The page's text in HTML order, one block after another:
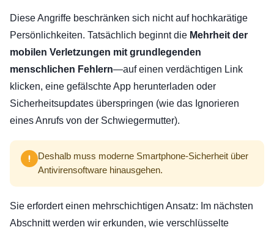
Diese Angriffe beschränken sich nicht auf hochkarätige
Persönlichkeiten. Tatsächlich beginnt die Mehrheit der
mobilen Verletzungen mit grundlegenden
menschlichen Fehlern—auf einen verdächtigen Link
klicken, eine gefälschte App herunterladen oder
Sicherheitsupdates überspringen (wie das Ignorieren
eines Anrufs von der Schwiegermutter).
Deshalb muss moderne Smartphone-Sicherheit über
Antivirensoftware hinausgehen.
Sie erfordert einen mehrschichtigen Ansatz: Im nächsten
Abschnitt werden wir erkunden, wie verschlüsselte